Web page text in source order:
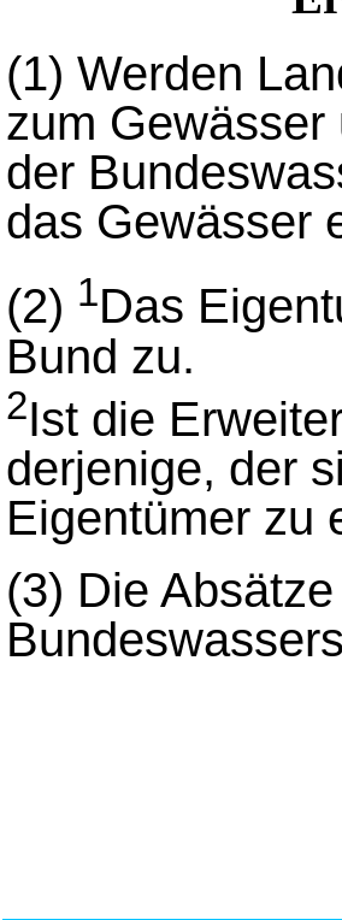
(1) Werden
zum
der
das Gewässer
(2) 1Das
Bund zu.
2Ist die
derjenige, der
Eigentümer zu
(3) Die